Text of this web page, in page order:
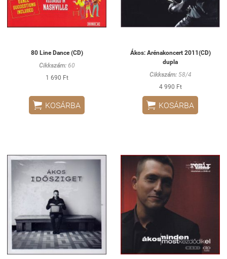
80 Line Dance (CD)
Cikkszám:60
1 690 Ft
 KOSÁRBA
Ákos: Arénakoncert 2011(CD)
dupla
Cikkszám:58/4
4 990 Ft
 KOSÁRBA